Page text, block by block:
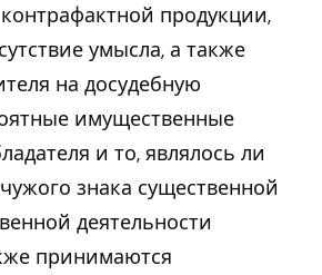
продукции,
умысла, а также
на досудебную
имущественные
и то, являлось ли
знака существенной
деятельности
принимаются